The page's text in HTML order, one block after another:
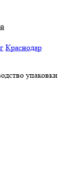
Краснодар
упаковки